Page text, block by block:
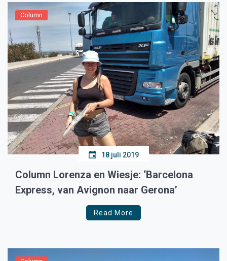
Column
18 juli 2019
Column Lorenza en Wiesje: ‘Barcelona
Express, van Avignon naar Gerona’
Read More